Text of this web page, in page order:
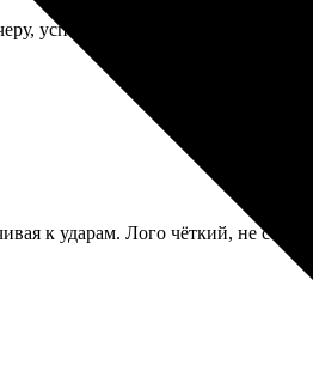
успел вовремя.
к ударам. Лого чёткий, не